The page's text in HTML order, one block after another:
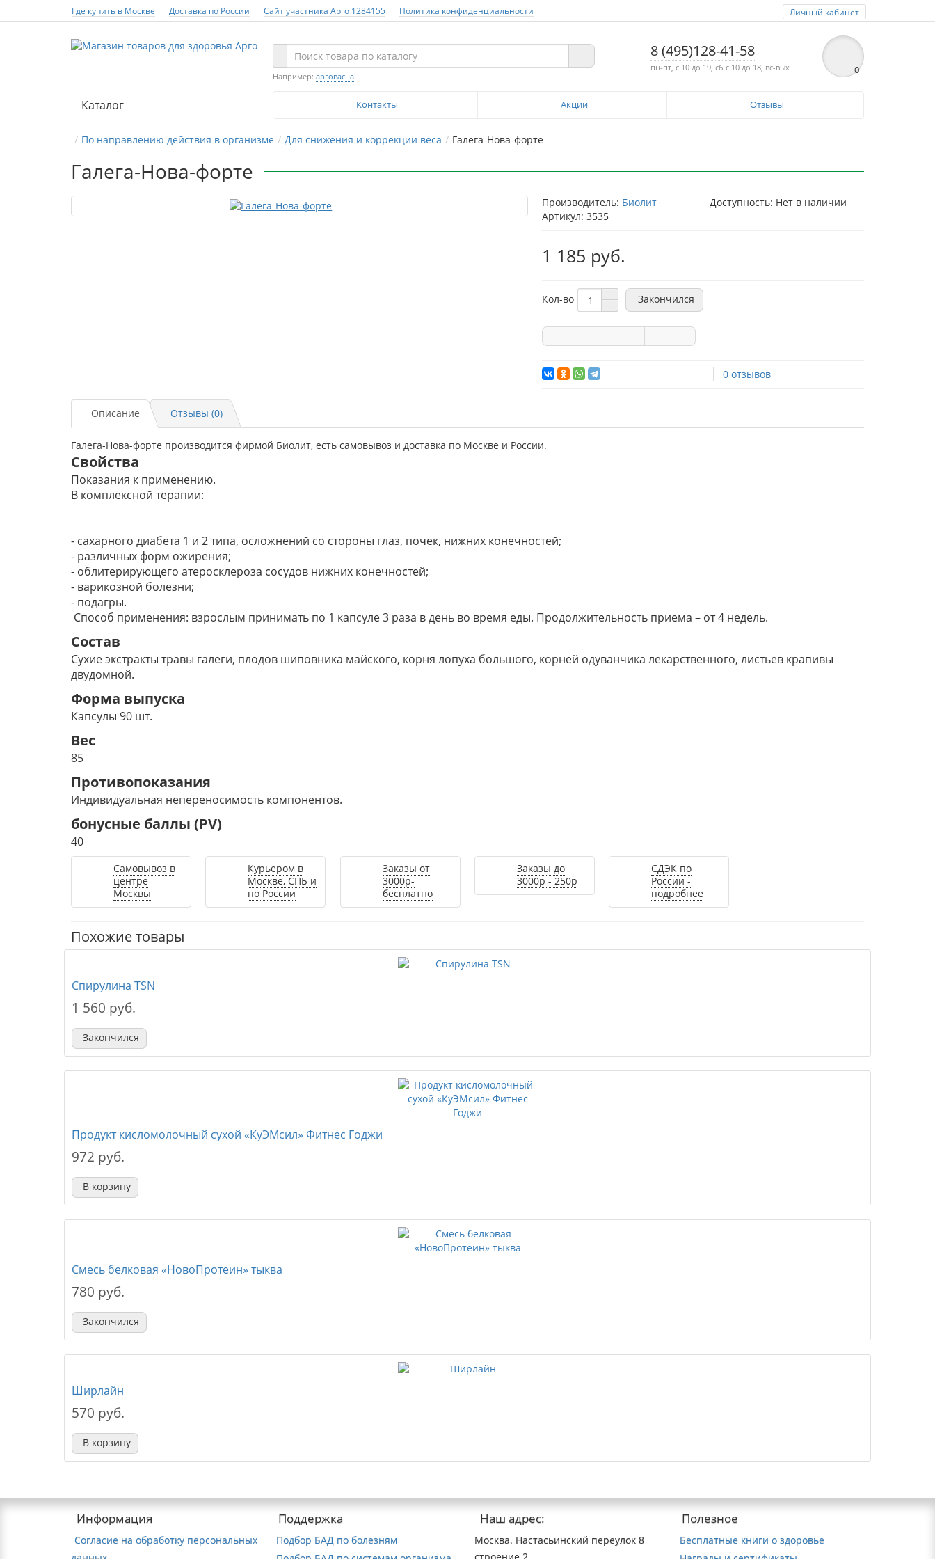
Личный кабинет
Где купить в Москве Доставка по России Сайт участника Арго 1284155 Политика конфиденциальности
8 (495)128-41-58
пн-пт, с 10 до 19, сб с 10 до 18, вс-вых 0
Например: арговасна
Контакты Акции Отзывы
Каталог
По направлению действия в организме Для снижения и коррекции веса Галега-Нова-форте
Галега-Нова-форте
Производитель: Биолит
Доступность: Нет в наличии
Артикул: 3535
1 185 руб.
Кол-во Закончился
0 отзывов
Описание Отзывы (0)
Галега-Нова-форте производится фирмой Биолит, есть самовывоз и доставка по Москве и России.
Свойства
Показания к применению.
В комплексной терапии:
- сахарного диабета 1 и 2 типа, осложнений со стороны глаз, почек, нижних конечностей;
- различных форм ожирения;
- облитерирующего атеросклероза сосудов нижних конечностей;
- варикозной болезни;
- подагры.
Способ применения: взрослым принимать по 1 капсуле 3 раза в день во время еды. Продолжительность приема – от 4 недель.
Состав
Сухие экстракты травы галеги, плодов шиповника майского, корня лопуха большого, корней одуванчика лекарственного, листьев крапивы
двудомной.
Форма выпуска
Капсулы 90 шт.
Вес
85
Противопоказания
Индивидуальная непереносимость компонентов.
бонусные баллы (PV)
40
Самовывоз в
центре
Москвы
Курьером в
Москве, СПБ и
по России
Заказы от
3000р-
бесплатно
Заказы до
3000р - 250р
СДЭК по
России -
подробнее
Похожие товары
Спирулина TSN
1 560 руб.
Закончился
Продукт кисломолочный сухой «КуЭМсил» Фитнес Годжи
972 руб.
В корзину
Смесь белковая «НовоПротеин» тыква
780 руб.
Закончился
Ширлайн
570 руб.
В корзину
Информация
Согласие на обработку персональных
Поддержка
Подбор БАД по болезням
Наш адрес:
Москва. Настасьинский переулок 8
Полезное
Бесплатные книги о здоровье